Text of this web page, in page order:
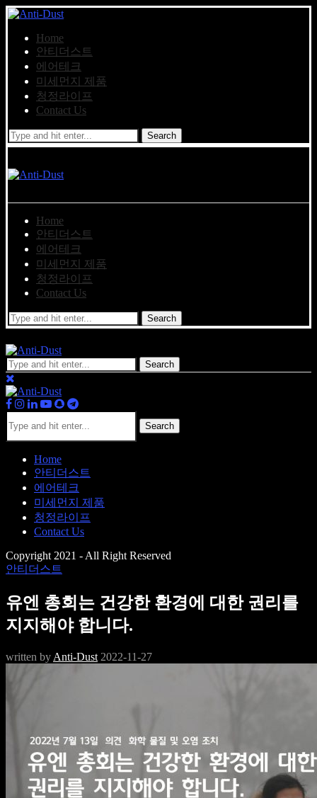
Home
안티더스트
에어테크
미세먼지 제품
청정라이프
Contact Us
Search
Home
안티더스트
에어테크
미세먼지 제품
청정라이프
Contact Us
Search
Search
Search
Home
안티더스트
에어테크
미세먼지 제품
청정라이프
Contact Us
Copyright 2021 - All Right Reserved
안티더스트
유엔 총회는 건강한 환경에 대한 권리를
지지해야 합니다.
written by Anti-Dust 2022-11-27